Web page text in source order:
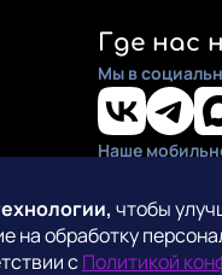
Где нас
Мы в
Наше
чтобы
на обработку
сПолитикой